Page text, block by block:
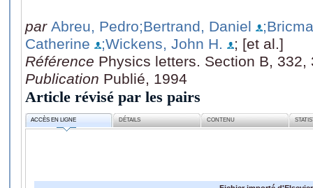
par Abreu, Pedro;Bertrand, Daniel
Catherine
;Wickens, John H.
; [et al.]
Référence Physics letters. Section B, 332,
Publication Publié, 1994
Article révisé par les pairs
ACCÈS EN LIGNE DÉTAILS CONTENU